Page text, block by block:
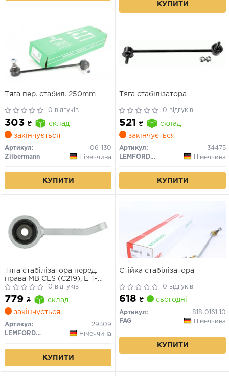
КУПИТИ
Тяга пер. стабил. 250mm
0 відгуків
303 ₴
склад
закінчується
Артикул:
06-130
Zilbermann
Німеччина
КУПИТИ
Тяга стабілізатора
0 відгуків
521 ₴
склад
закінчується
Артикул:
34475
LEMFORDER
Німеччина
КУПИТИ
Тяга стабілізатора перед.
права MB CLS (C219), E T-
Model (S211), E (W211), E
(W212) 1.8-6.2 02-10
0 відгуків
779 ₴
склад
закінчується
Артикул:
29309
LEMFORDER
Німеччина
КУПИТИ
Стійка стабілізатора
0 відгуків
618 ₴ сьогодні
Артикул:
818 0161 10
FAG
Німеччина
КУПИТИ